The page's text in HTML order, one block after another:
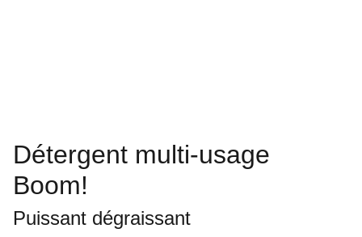
Détergent multi-usage
Boom!
Puissant dégraissant